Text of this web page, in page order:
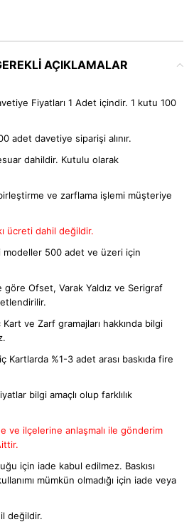
AÇIKLAMALAR
Fiyatları 1 Adet içindir. 1 kutu 100
adet davetiye siparişi alınır.
dahildir. Kutulu olarak
ve zarflama işlemi müşteriye
ücreti dahil değildir.
modeller 500 adet ve üzeri için
Ofset, Varak Yaldız ve Serigraf
ve Zarf gramajları hakkında bilgi
iç Kartlarda %1-3 adet arası baskıda fire
bilgi amaçlı olup farklılık
ve ilçelerine anlaşmalı ile gönderim
için iade kabul edilmez. Baskısı
mümkün olmadığı için iade veya
değildir.